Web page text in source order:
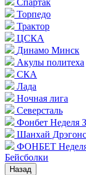
Спартак
Торпедо
Трактор
ЦСКА
Динамо Минск
Акулы политеха
СКА
Лада
Ночная лига
Северсталь
Фонбет Неделя
Шанхай Дрэгонс
ФОНБЕТ Неделя
Бейсболки
Назад